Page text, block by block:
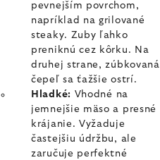
pevnejším povrchom,
napríklad na grilované
steaky. Zuby ľahko
preniknú cez kôrku. Na
druhej strane, zúbkovaná
čepeľ sa ťažšie ostrí.
Hladké: Vhodné na
jemnejšie mäso a presné
krájanie. Vyžaduje
častejšiu údržbu, ale
zaručuje perfektné